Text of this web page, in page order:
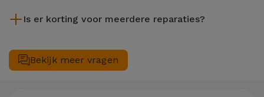
wacht, is het altijd aanbevolen om een back-up te maken. De
Is er korting voor meerdere reparaties?
onderhoud van uw toestel. Mocht uw OnePlus OnePlus 6 / 6T
6T twee of meer technische interventies gelijktijdig nodig
Bekijk meer vragen